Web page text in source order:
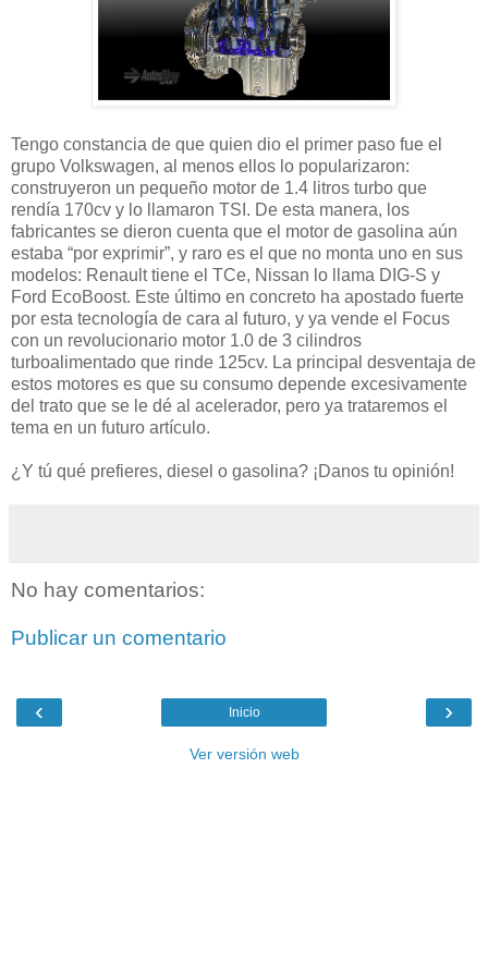
Tengo constancia de que quien dio el primer paso fue el
grupo Volkswagen, al menos ellos lo popularizaron:
construyeron un pequeño motor de 1.4 litros turbo que
rendía 170cv y lo llamaron TSI. De esta manera, los
fabricantes se dieron cuenta que el motor de gasolina aún
estaba “por exprimir”, y raro es el que no monta uno en sus
modelos: Renault tiene el TCe, Nissan lo llama DIG-S y
Ford EcoBoost. Este último en concreto ha apostado fuerte
por esta tecnología de cara al futuro, y ya vende el Focus
con un revolucionario motor 1.0 de 3 cilindros
turboalimentado que rinde 125cv. La principal desventaja de
estos motores es que su consumo depende excesivamente
del trato que se le dé al acelerador, pero ya trataremos el
tema en un futuro artículo.
¿Y tú qué prefieres, diesel o gasolina? ¡Danos tu opinión!
No hay comentarios:
Publicar un comentario
‹ ›
Inicio
Ver versión web